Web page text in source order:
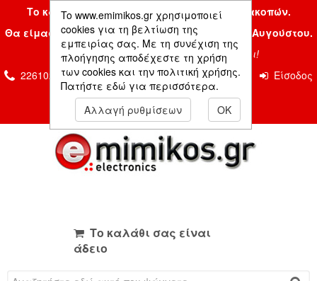
To www.emimikos.gr χρησιμοποιεί
cookies για τη βελτίωση της
εμπειρίας σας. Με τη συνέχιση της
πλοήγησης αποδέχεστε τη χρήση
των cookies και την πολιτική χρήσης.
Πατήστε εδώ για περισσότερα.
Αλλαγή ρυθμίσεων
OK
Το κατάστημα μας είναι κλειστό λόγω διακοπών.
Θα είμαστε και πάλι μαζί σας την Δευτέρα 24 Αυγούστου.
Σας ευχόμαστε ένα όμορφο καλοκαίρι!
2261026435 & 2261081666
Επικοινωνία
Είσοδος
Μέλους
Το καλάθι σας είναι
άδειο